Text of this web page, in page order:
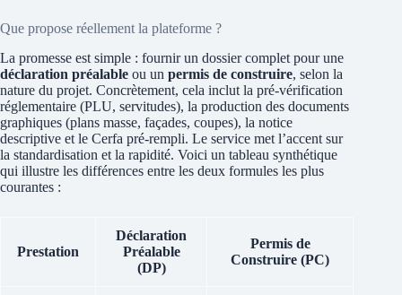
Que propose réellement la plateforme ?
La promesse est simple : fournir un dossier complet pour une
déclaration préalable ou un permis de construire, selon la
nature du projet. Concrètement, cela inclut la pré-vérification
réglementaire (PLU, servitudes), la production des documents
graphiques (plans masse, façades, coupes), la notice
descriptive et le Cerfa pré-rempli. Le service met l’accent sur
la standardisation et la rapidité. Voici un tableau synthétique
qui illustre les différences entre les deux formules les plus
courantes :
Prestation
Déclaration
Préalable
(DP)
Permis de
Construire (PC)